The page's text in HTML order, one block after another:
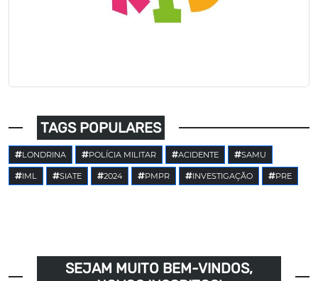
TAGS POPULARES
LONDRINA POLÍCIA MILITAR ACIDENTE SAMU
IML SIATE 2024 PMPR INVESTIGAÇÃO PRE
SEJAM MUITO BEM-VINDOS,